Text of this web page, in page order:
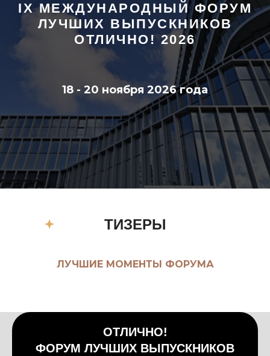
IX МЕЖДУНАРОДНЫЙ ФОРУМ
ЛУЧШИХ ВЫПУСКНИКОВ
ОТЛИЧНО! 2026
18 - 20 ноября 2026 года
ЛУЧШИЕ МОМЕНТЫ ФОРУМА
ТИЗЕРЫ
ОТЛИЧНО!
ФОРУМ ЛУЧШИХ ВЫПУСКНИКОВ